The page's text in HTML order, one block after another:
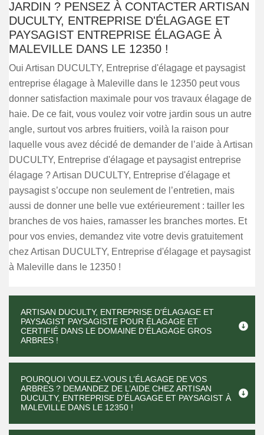
JARDIN ? PENSEZ À CONTACTER ARTISAN
DUCULTY, ENTREPRISE D'ÉLAGAGE ET
PAYSAGIST ENTREPRISE ÉLAGAGE À
MALEVILLE DANS LE 12350 !
Oui Artisan DUCULTY, Entreprise d'élagage et paysagist
entreprise élagage à Maleville dans le 12350 peut vous
donner satisfaction maximale pour vos travaux élagage de
haie. De ce fait, vous voulez voir votre jardin sous un autre
angle, surtout vos arbres fruitiers, voilà la raison pour
laquelle vous avez décidé de demander de l’aide à Artisan
DUCULTY, Entreprise d'élagage et paysagist entreprise
élagage ? Artisan DUCULTY, Entreprise d'élagage et
paysagist s’occupe non seulement de l’entretien, mais
aussi de donner une belle vue extérieurement : tailler les
branches de vos haies, ramasser les branches mortes. Et
pour vos envies, demandez vite votre devis gratuitement
chez Artisan DUCULTY, Entreprise d'élagage et paysagist
à Maleville dans le 12350 !
ARTISAN DUCULTY, ENTREPRISE D'ÉLAGAGE ET
PAYSAGIST PAYSAGISTE POUR ÉLAGAGE ET
CERTIFIÉ DANS LE DOMAINE D'ÉLAGAGE GROS
ARBRES !
POURQUOI VOULEZ-VOUS L’ÉLAGAGE DE VOS
ARBRES ? DEMANDEZ DE L’AIDE CHEZ ARTISAN
DUCULTY, ENTREPRISE D'ÉLAGAGE ET PAYSAGIST À
MALEVILLE DANS LE 12350 !